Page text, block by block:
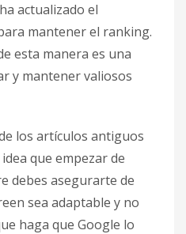
actualizado el
mantener el ranking.
esta manera es una
y mantener valiosos
los artículos antiguos
que empezar de
debes asegurarte de
sea adaptable y no
haga que Google lo